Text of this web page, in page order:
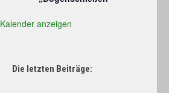
Kalender anzeigen
Die letzten Beiträge: